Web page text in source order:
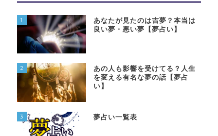
1
あなたが見たのは吉夢？本当は
良い夢・悪い夢【夢占い】
2
あの人も影響を受けてる？人生
を変える有名な夢の話【夢占
い】
3 夢占い一覧表